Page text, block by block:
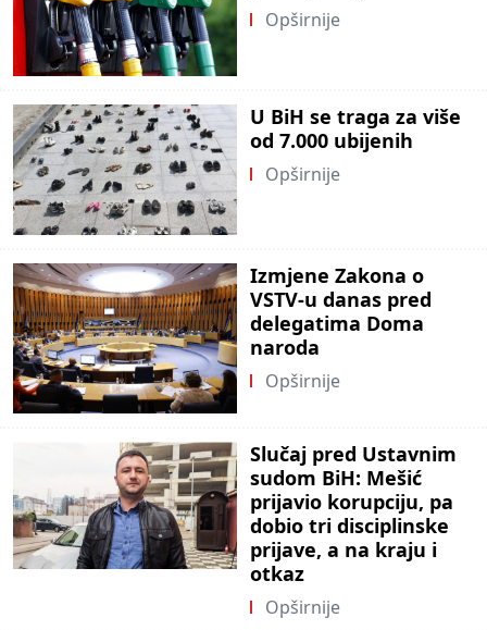
Opširnije
U BiH se traga za više
od 7.000 ubijenih
Opširnije
Izmjene Zakona o
VSTV-u danas pred
delegatima Doma
naroda
Opširnije
Slučaj pred Ustavnim
sudom BiH: Mešić
prijavio korupciju, pa
dobio tri disciplinske
prijave, a na kraju i
otkaz
Opširnije